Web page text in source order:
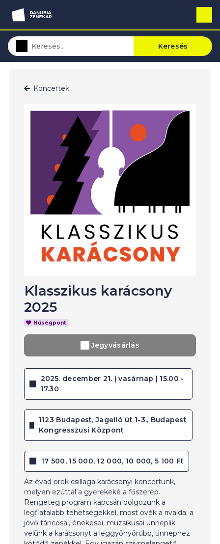
Keresés
Koncertek
Klasszikus karácsony
2025
Hűségpont
Jegyvásárlás
2025. december 21. | vasárnap | 15.00 -
17.30
1123 Budapest, Jagelló út 1-3., Budapest
Kongresszusi Központ
17 500, 15 000, 12 000, 10 000, 5 100 Ft
Az évad örök csillaga karácsonyi koncertünk,
melyen ezúttal a gyerekeké a főszerep.
Rengeteg program kapcsán dolgozunk a
legfiatalabb tehetségekkel, most övék a rivalda: a
jövő táncosai, énekesei, muzsikusai ünneplik
velünk a karácsonyt a leggyönyörűbb, ünnephez